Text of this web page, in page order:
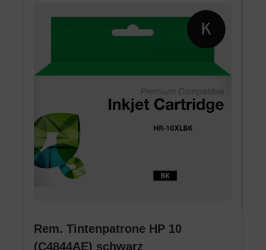
Rem. Tintenpatrone HP 10
(C4844AE) schwarz